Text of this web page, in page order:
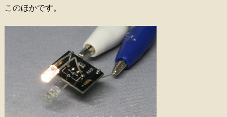
このほかです。